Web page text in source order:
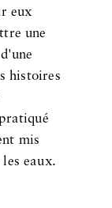
eux
une
histoires
mis
eaux.